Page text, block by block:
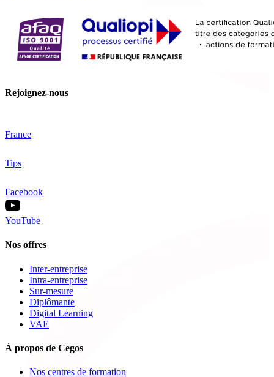
Rejoignez-nous
France
Tips
Facebook
YouTube
Nos offres
Inter-entreprise
Intra-entreprise
Sur-mesure
Diplômante
Digital Learning
VAE
À propos de Cegos
Nos centres de formation